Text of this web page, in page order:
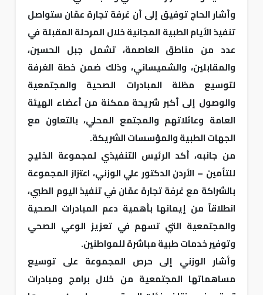
وأشار الحاج توفيق إلى أن غرفة تجارة عمّان ستواصل
تنفيذ الأيام الطبية المجانية خلال المرحلة المقبلة في
عدد من مناطق العاصمة، تشمل جبل الحسين،
والمقابلين، والشميساني، وذلك ضمن خطة الغرفة
لتوسيع مظلة المبادرات الصحية والمجتمعية
والوصول إلى أكبر شريحة ممكنة من أعضاء الهيئة
العامة وعائلاتهم والمجتمع المحلي، بالتعاون مع
الجهات الطبية والمؤسسات الشريكة.
من جانبه، أكد الرئيس التنفيذي لمجموعة الخليج
للتأمين – الأردن الدكتور علي الوزني، اعتزاز المجموعة
بالشراكة مع غرفة تجارة عمّان في تنفيذ اليوم الطبي،
انطلاقاً من إيمانها بأهمية دعم المبادرات الصحية
والمجتمعية التي تسهم في تعزيز الوعي الصحي
وتوفير خدمات طبية مباشرة للمواطنين.
وأشار الوزني إلى حرص المجموعة على توسيع
مساهماتها المجتمعية من خلال برامج ومبادرات